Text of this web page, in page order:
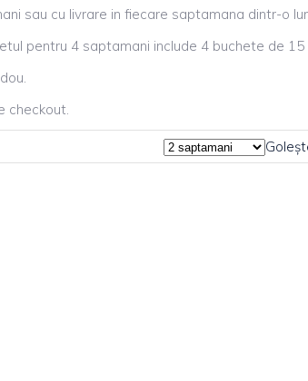
sau cu livrare in fiecare saptamana dintr-o
pentru 4 saptamani include 4 buchete de
checkout.